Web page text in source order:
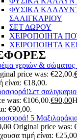
ΦΥΣΙΚΑ
ΣΑΛΙΓΚΑΡΙΟΥ
ΣΕΤ ΔΩΡΟΥ
ΧΕΙΡΟΠΟΙΗΤΑ
ΧΕΙΡΟΠΟΙΗΤΑ
χεριών & σώματος
price was: €22,00.
είναι: €18,00.
was: €106,00.€90,00
€90,00.
5
Original price was:
τιμή είναι: